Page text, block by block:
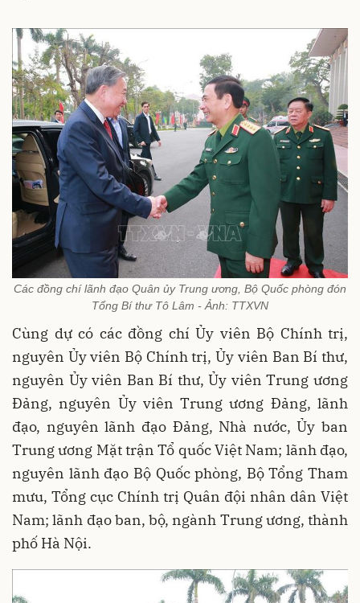
Các đồng chí lãnh đạo Quân ủy Trung ương, Bộ Quốc phòng đón
Tổng Bí thư Tô Lâm - Ảnh: TTXVN
Cùng dự có các đồng chí Ủy viên Bộ Chính trị,
nguyên Ủy viên Bộ Chính trị, Ủy viên Ban Bí thư,
nguyên Ủy viên Ban Bí thư, Ủy viên Trung ương
Đảng, nguyên Ủy viên Trung ương Đảng, lãnh
đạo, nguyên lãnh đạo Đảng, Nhà nước, Ủy ban
Trung ương Mặt trận Tổ quốc Việt Nam; lãnh đạo,
nguyên lãnh đạo Bộ Quốc phòng, Bộ Tổng Tham
mưu, Tổng cục Chính trị Quân đội nhân dân Việt
Nam; lãnh đạo ban, bộ, ngành Trung ương, thành
phố Hà Nội.